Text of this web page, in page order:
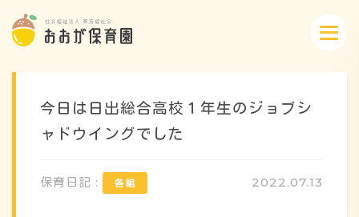
今日は日出総合高校１年生のジョブシ
ャドウイングでした
保育日記 : 2022.07.13
概要・特色